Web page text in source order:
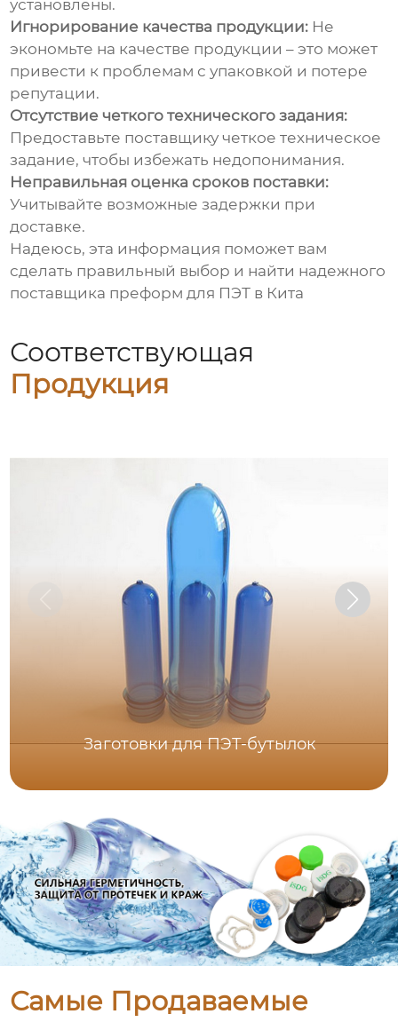
установлены.
Игнорирование качества продукции: Не
экономьте на качестве продукции – это может
привести к проблемам с упаковкой и потере
репутации.
Отсутствие четкого технического задания:
Предоставьте поставщику четкое техническое
задание, чтобы избежать недопонимания.
Неправильная оценка сроков поставки:
Учитывайте возможные задержки при
доставке.
Надеюсь, эта информация поможет вам
сделать правильный выбор и найти надежного
поставщика преформ для ПЭТ в Кита
Соответствующая
Продукция
Заготовки для ПЭТ-бутылок
Самые Продаваемые